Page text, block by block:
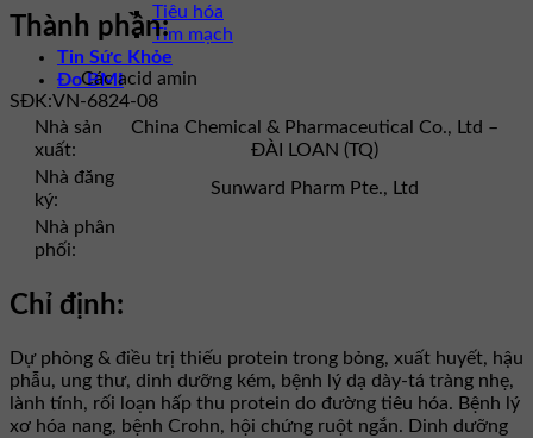
Tiêu hóa
Tim mạch
Tin Sức Khỏe
Đo BMI
Thành phần:
Các acid amin
SĐK:VN-6824-08
Nhà sản
xuất:
China Chemical & Pharmaceutical Co., Ltd –
ĐÀI LOAN (TQ)
Nhà đăng
ký:
Sunward Pharm Pte., Ltd
Nhà phân
phối:
Chỉ định:
Dự phòng & điều trị thiếu protein trong bỏng, xuất huyết, hậu
phẫu, ung thư, dinh dưỡng kém, bệnh lý dạ dày-tá tràng nhẹ,
lành tính, rối loạn hấp thu protein do đường tiêu hóa. Bệnh lý
xơ hóa nang, bệnh Crohn, hội chứng ruột ngắn. Dinh dưỡng